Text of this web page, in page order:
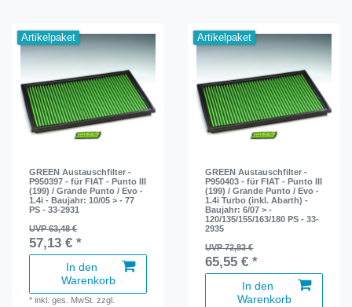
Artikelpaket
GREEN Austauschfilter -
P950397 - für FIAT - Punto III
(199) / Grande Punto / Evo -
1.4i - Baujahr: 10/05 > - 77
PS - 33-2931
UVP 63,48 €
57,13 € *
In den
Warenkorb
*inkl. ges. MwSt. zzgl.
Artikelpaket
GREEN Austauschfilter -
P950403 - für FIAT - Punto III
(199) / Grande Punto / Evo -
1.4i Turbo (inkl. Abarth) -
Baujahr: 6/07 > -
120/135/155/163/180 PS - 33-
2935
UVP 72,83 €
65,55 € *
In den
Warenkorb